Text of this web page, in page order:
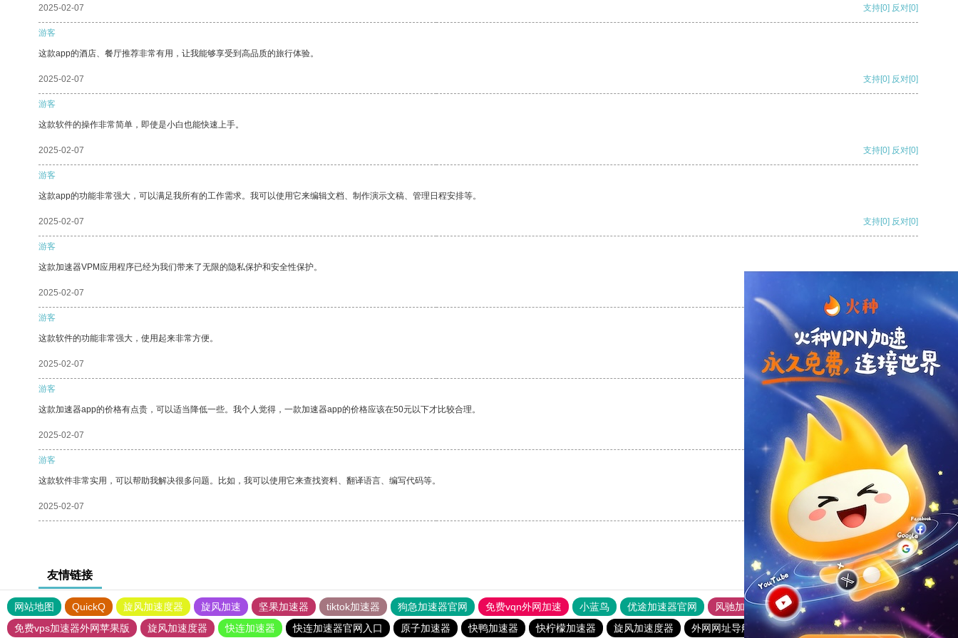
2025-02-07 支持[0] 反对[0]
游客
这款app的酒店、餐厅推荐非常有用，让我能够享受到高品质的旅行体验。
2025-02-07 支持[0] 反对[0]
游客
这款软件的操作非常简单，即使是小白也能快速上手。
2025-02-07 支持[0] 反对[0]
游客
这款app的功能非常强大，可以满足我所有的工作需求。我可以使用它来编辑文档、制作演示文稿、管理日程安排等。
2025-02-07 支持[0] 反对[0]
游客
这款加速器VPM应用程序已经为我们带来了无限的隐私保护和安全性保护。
2025-02-07
游客
这款软件的功能非常强大，使用起来非常方便。
2025-02-07 支持 [0] 反对[0]
游客
这款加速器app的价格有点贵，可以适当降低一些。我个人觉得，一款加速器app的价格应该在50元以下才比较合理。
2025-02-07 支持[0] 反对
游客
这款软件非常实用，可以帮助我解决很多问题。比如，我可以使用它来查找资料、翻译语言、编写代码等。
2025-02-07 支持[0] 反对[0]
友情链接
网站地图 QuickQ 旋风加速度器 旋风加速 坚果加速器 tiktok加速器 狗急加速器官网 免费vqn外网加速 小蓝鸟 优途加速器官网 风驰加速器
旋风加速器
免费vps加速器外网苹果版
旋风加速度器 快连加速器 快连加速器官网入口 原子加速器 快鸭加速器 快柠檬加速器 旋风加速度器 外网网址导航 软件中心 雷霆加速 狂飙加速器